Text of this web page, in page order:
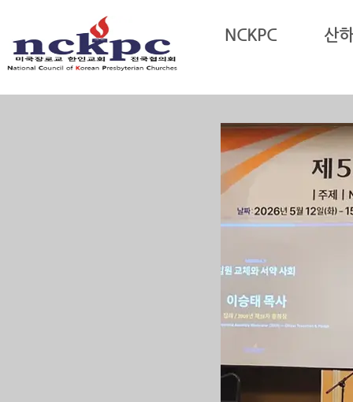
NCKPC 산
Sketchbook5, 스케치북5
Sketchbook5, 스케치북5